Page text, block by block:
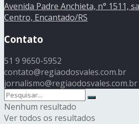
Avenida Padre Anchieta, n° 1511,
Centro, Encantado/RS
Contato
51 9 9650-5952
contato@regiaodosvales.com.br
jornalismo@regiaodosvales.com.br
Nenhum resultado
Ver todos os resultados